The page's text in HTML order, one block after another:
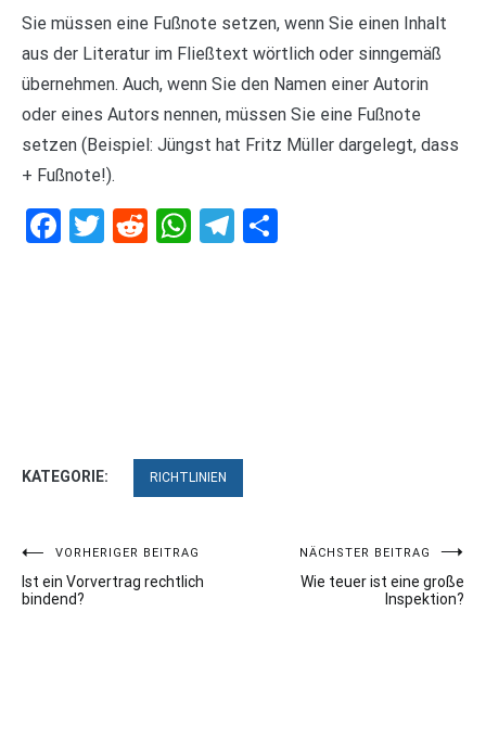
Sie müssen eine Fußnote setzen, wenn Sie einen Inhalt
aus der Literatur im Fließtext wörtlich oder sinngemäß
übernehmen. Auch, wenn Sie den Namen einer Autorin
oder eines Autors nennen, müssen Sie eine Fußnote
setzen (Beispiel: Jüngst hat Fritz Müller dargelegt, dass
+ Fußnote!).
Facebook
Twitter
RedditWhatsApp
Telegram
KATEGORIE: RICHTLINIEN
Beitragsnavigation
VORHERIGER BEITRAG
Ist ein Vorvertrag rechtlich
bindend?
NÄCHSTER BEITRAG
Wie teuer ist eine große
Inspektion?